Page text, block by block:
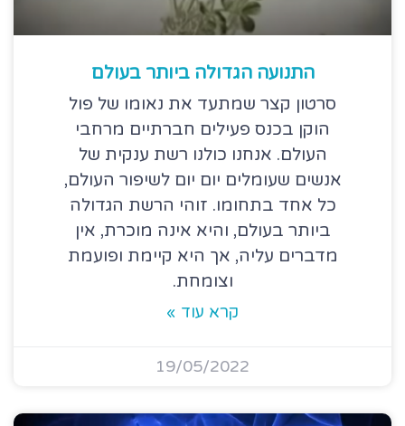
התנועה הגדולה ביותר בעולם
סרטון קצר שמתעד את נאומו של פול
הוקן בכנס פעילים חברתיים מרחבי
העולם. אנחנו כולנו רשת ענקית של
אנשים שעומלים יום יום לשיפור העולם,
כל אחד בתחומו. זוהי הרשת הגדולה
ביותר בעולם, והיא אינה מוכרת, אין
מדברים עליה, אך היא קיימת ופועמת
וצומחת.
קרא עוד »
19/05/2022